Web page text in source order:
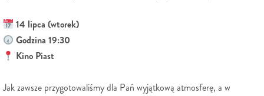
14 lipca (wtorek)
Godzina 19:30
Kino Piast
Jak zawsze przygotowaliśmy dla Pań wyjątkową atmosferę, a w